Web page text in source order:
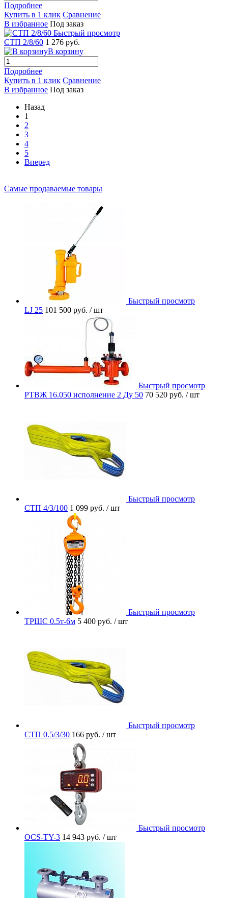
Подробнее
Купить в 1 клик Сравнение
В избранное Под заказ
Быстрый просмотр
СТП 2/8/60 1 276 руб.
В корзину
Подробнее
Купить в 1 клик Сравнение
В избранное Под заказ
Назад
1
2
3
4
5
Вперед
Самые продаваемые товары
Быстрый просмотр
LJ 25 101 500 руб. / шт
Быстрый просмотр
РТВЖ 16.050 исполнение 2 Ду 50 70 520 руб. / шт
Быстрый просмотр
СТП 4/3/100 1 099 руб. / шт
Быстрый просмотр
ТРШС 0.5т-6м 5 400 руб. / шт
Быстрый просмотр
СТП 0.5/3/30 166 руб. / шт
Быстрый просмотр
OCS-TY-3 14 943 руб. / шт